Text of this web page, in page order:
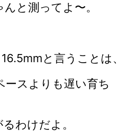
と測ってよ〜。
と言うことは、
スよりも遅い育ち
わけだよ。